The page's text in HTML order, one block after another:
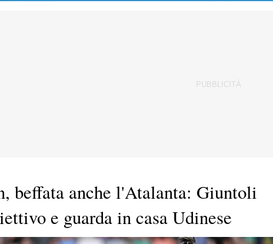
beffata anche l'Atalanta: Giuntoli
e guarda in casa Udinese